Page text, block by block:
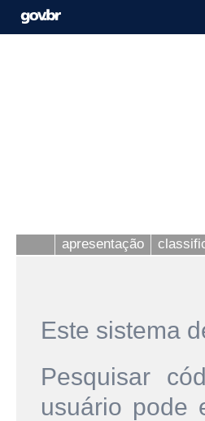
apresentação
Este sistema
Pesquisar
usuário pode